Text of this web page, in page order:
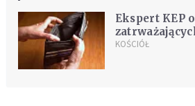
Ekspert KEP o
GUS
KOŚCIÓŁ